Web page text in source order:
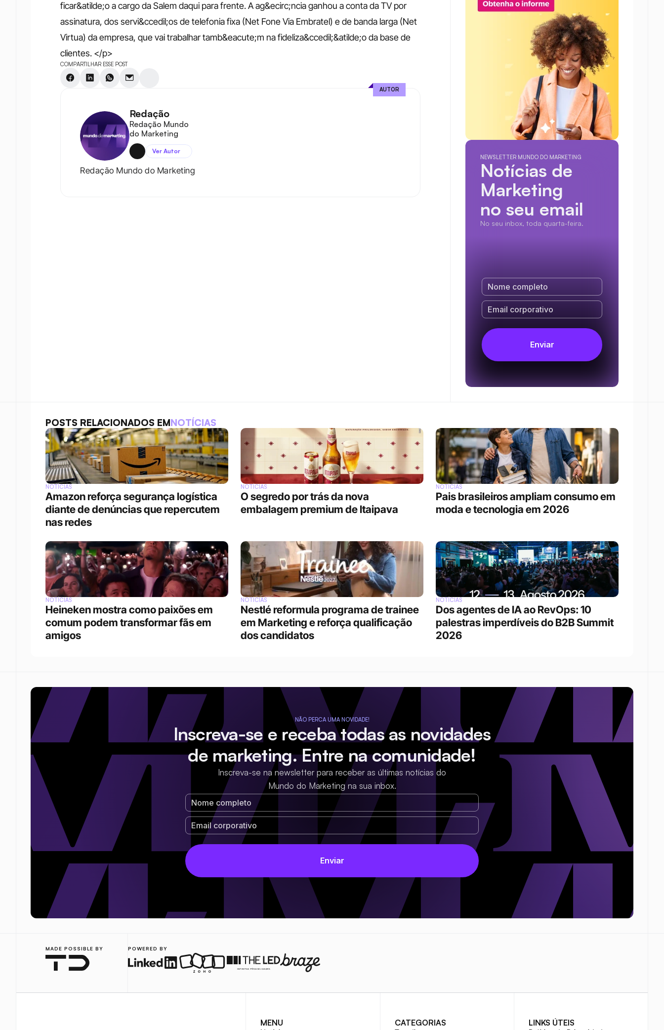
ficar&atilde;o a cargo da Salem daqui para frente. A ag&ecirc;ncia ganhou a conta da TV por
assinatura, dos servi&ccedil;os de telefonia fixa (Net Fone Via Embratel) e de banda larga (Net
Virtua) da empresa, que vai trabalhar tamb&eacute;m na fideliza&ccedil;&atilde;o da base de
clientes. </p>
COMPARTILHAR ESSE POST
Redação
Redação Mundo
do Marketing
Ver Autor
Redação Mundo do Marketing
AUTOR
NEWSLETTER MUNDO DO MARKETING
Notícias de
Marketing
no seu email
No seu inbox, toda quarta-feira.
POSTS RELACIONADOS EMNOTÍCIAS
NOTÍCIAS
Amazon reforça segurança logística
diante de denúncias que repercutem
nas redes
NOTÍCIAS
O segredo por trás da nova
embalagem premium de Itaipava
NOTÍCIAS
Pais brasileiros ampliam consumo em
moda e tecnologia em 2026
NOTÍCIAS
Heineken mostra como paixões em
comum podem transformar fãs em
amigos
NOTÍCIAS
Nestlé reformula programa de trainee
em Marketing e reforça qualificação
dos candidatos
NOTÍCIAS
Dos agentes de IA ao RevOps: 10
palestras imperdíveis do B2B Summit
2026
NÃO PERCA UMA NOVIDADE!
Inscreva-se e receba todas as novidades
de marketing. Entre na comunidade!
Inscreva-se na newsletter para receber as últimas notícias do
Mundo do Marketing na sua inbox.
MADE POSSIBLE BY POWERED BY
MENU CATEGORIAS LINKS ÚTEIS